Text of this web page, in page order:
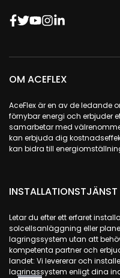
OM ACEFLEX
AceFlex är en av de ledande
förnybar energi och erbjuder
samarbetar med
kan erbjuda dig
kan bidra till
INSTALLATIONSTJÄNST
Letar du efter ett erfaret
solcellsanläggning eller
lagringssystem utan att
kompetenta partner och
landet: Vi levererar och
lagringssystem enligt dina